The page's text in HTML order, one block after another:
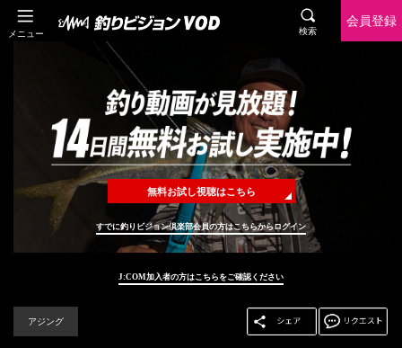
メニュー 検索
会員登録
無料お試し視聴はこちら
すでに釣りビジョン倶楽部会員の方はこちらからログイン
J:COM加入者の方はこちらをご確認ください
アジング